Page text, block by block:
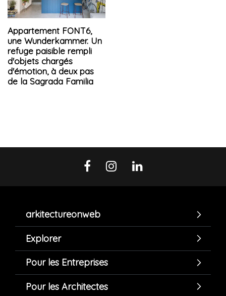
Appartement FONT6,
une Wunderkammer. Un
refuge paisible rempli
d'objets chargés
d'émotion, à deux pas
de la Sagrada Familia
arkitectureonweb
Explorer
Pour les Entreprises
Pour les Architectes